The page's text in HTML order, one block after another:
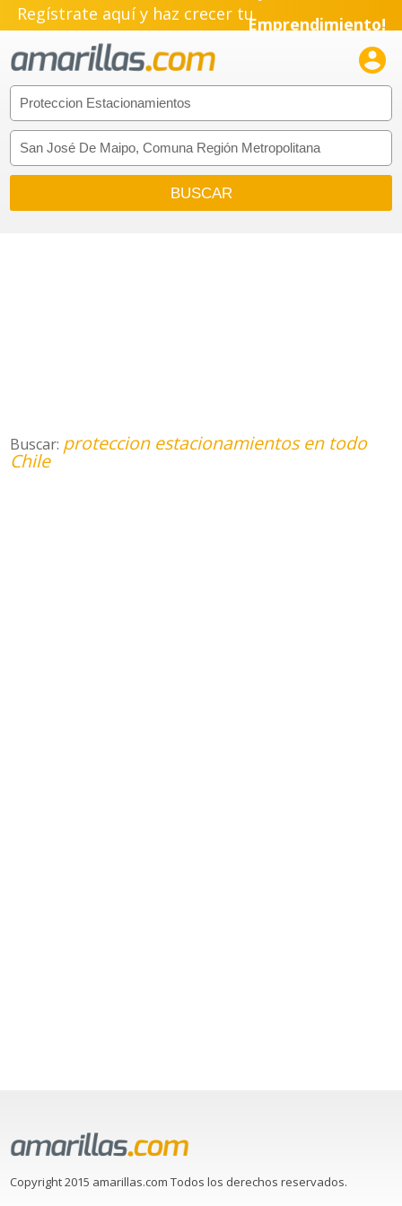
Regístrate aquí y haz crecer tuEmprendimiento!

Buscar: proteccion estacionamientos en todo
Chile
Copyright 2015 amarillas.com Todos los derechos reservados.